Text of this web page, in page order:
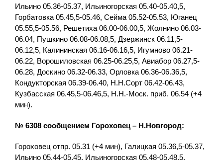
Ильино 05.36-05.37, Ильиногорская 05.40-05.40,5,
Горбатовка 05.45,5-05.46, Сейма 05.52-05.53, Юганец
05.55,5-05.56, Решетиха 06.00-06.00,5, Жолнино 06.03-
06.04, Пушкино 06.08-06.08,5, Дзержинск 06.11,5-
06.12,5, Калининская 06.16-06.16,5, Игумново 06.21-
06.22, Ворошиловская 06.25-06.25,5, Авиабор 06.27,5-
06.28, Доскино 06.32-06.33, Орловка 06.36-06.36,5,
Кондукторская 06.39-06.40, Н.Н.Сорт 06.42-06.43,
Кузбасская 06.45,5-06.46,5, Н.Н.-Моск. приб. 06.54 (+4
мин).
№ 6308 сообщением Гороховец – Н.Новгород:
Гороховец отпр. 05.31 (+4 мин), Галицкая 05.36,5-05.37,
Ильино 05.44-05.45, Ильиногорская 05.48-05.48,5,